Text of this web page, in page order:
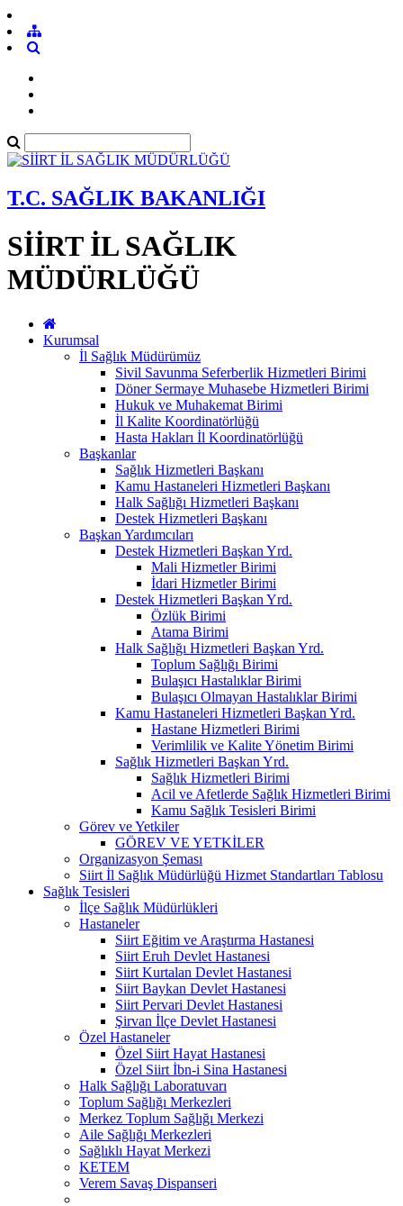
T.C. SAĞLIK BAKANLIĞI
SİİRT İL SAĞLIK
MÜDÜRLÜĞÜ
Kurumsal
İl Sağlık Müdürümüz
Sivil Savunma Seferberlik Hizmetleri Birimi
Döner Sermaye Muhasebe Hizmetleri Birimi
Hukuk ve Muhakemat Birimi
İl Kalite Koordinatörlüğü
Hasta Hakları İl Koordinatörlüğü
Başkanlar
Sağlık Hizmetleri Başkanı
Kamu Hastaneleri Hizmetleri Başkanı
Halk Sağlığı Hizmetleri Başkanı
Destek Hizmetleri Başkanı
Başkan Yardımcıları
Destek Hizmetleri Başkan Yrd.
Mali Hizmetler Birimi
İdari Hizmetler Birimi
Destek Hizmetleri Başkan Yrd.
Özlük Birimi
Atama Birimi
Halk Sağlığı Hizmetleri Başkan Yrd.
Toplum Sağlığı Birimi
Bulaşıcı Hastalıklar Birimi
Bulaşıcı Olmayan Hastalıklar Birimi
Kamu Hastaneleri Hizmetleri Başkan Yrd.
Hastane Hizmetleri Birimi
Verimlilik ve Kalite Yönetim Birimi
Sağlık Hizmetleri Başkan Yrd.
Sağlık Hizmetleri Birimi
Acil ve Afetlerde Sağlık Hizmetleri Birimi
Kamu Sağlık Tesisleri Birimi
Görev ve Yetkiler
GÖREV VE YETKİLER
Organizasyon Şeması
Siirt İl Sağlık Müdürlüğü Hizmet Standartları Tablosu
Sağlık Tesisleri
İlçe Sağlık Müdürlükleri
Hastaneler
Siirt Eğitim ve Araştırma Hastanesi
Siirt Eruh Devlet Hastanesi
Siirt Kurtalan Devlet Hastanesi
Siirt Baykan Devlet Hastanesi
Siirt Pervari Devlet Hastanesi
Şirvan İlçe Devlet Hastanesi
Özel Hastaneler
Özel Siirt Hayat Hastanesi
Özel Siirt İbn-i Sina Hastanesi
Halk Sağlığı Laboratuvarı
Toplum Sağlığı Merkezleri
Merkez Toplum Sağlığı Merkezi
Aile Sağlığı Merkezleri
Sağlıklı Hayat Merkezi
KETEM
Verem Savaş Dispanseri